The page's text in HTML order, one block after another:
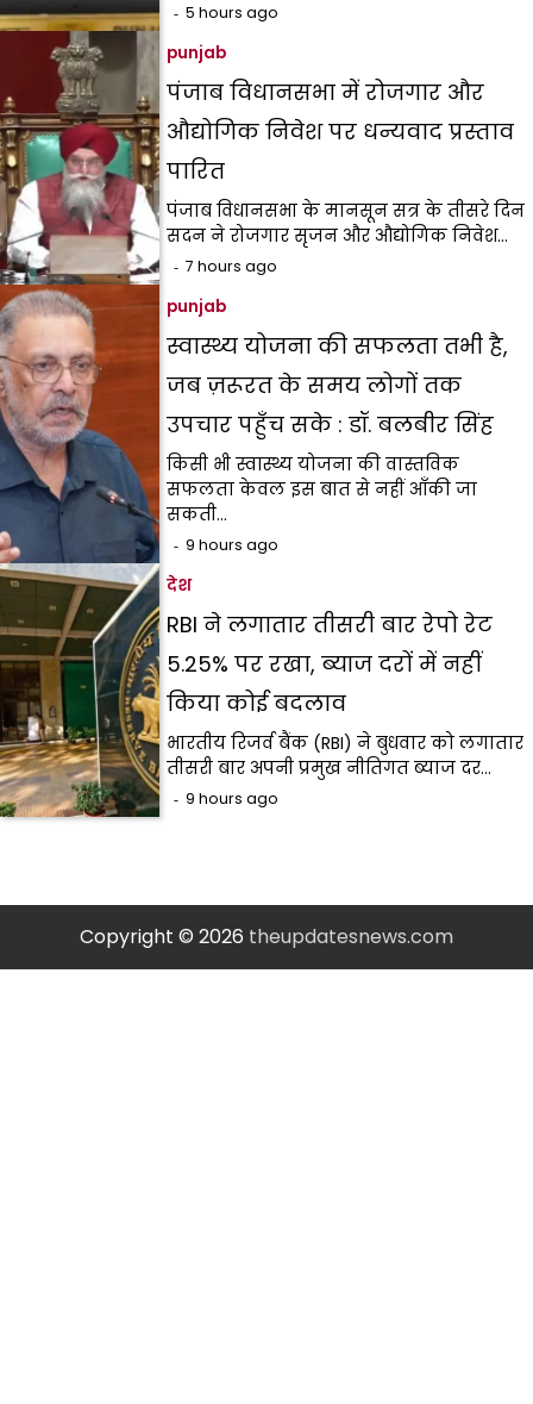
5 hours ago
punjab
पंजाब विधानसभा में रोजगार और
औद्योगिक निवेश पर धन्यवाद प्रस्ताव
पारित
पंजाब विधानसभा के मानसून सत्र के तीसरे दिन
सदन ने रोजगार सृजन और औद्योगिक निवेश…
7 hours ago
punjab
स्वास्थ्य योजना की सफलता तभी है,
जब ज़रूरत के समय लोगों तक
उपचार पहुँच सके : डॉ. बलबीर सिंह
किसी भी स्वास्थ्य योजना की वास्तविक
सफलता केवल इस बात से नहीं आँकी जा
सकती…
9 hours ago
देश
RBI ने लगातार तीसरी बार रेपो रेट
5.25% पर रखा, ब्याज दरों में नहीं
किया कोई बदलाव
भारतीय रिजर्व बैंक (RBI) ने बुधवार को लगातार
तीसरी बार अपनी प्रमुख नीतिगत ब्याज दर…
9 hours ago
Copyright © 2026 theupdatesnews.com